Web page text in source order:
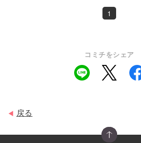
1
コミチをシェア
◀ 戻る